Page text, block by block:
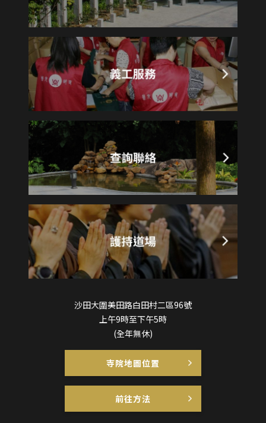
沙田大圍美田路白田村二區96號
上午9時至下午5時
(全年無休)
寺院地圖位置
前往方法